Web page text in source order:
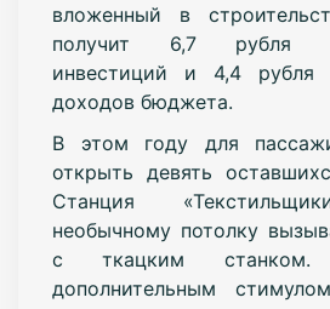
вложенный в
получит 6,7 рубля
инвестиций и 4,4 рубля
доходов бюджета.
В этом году для
открыть девять
Станция
необычному потолку
с ткацким
дополнительным